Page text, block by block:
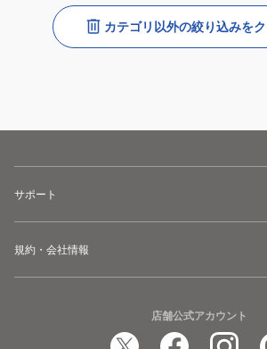
カテゴリ以外の絞り込みを
サポート
規約・会社情報
店舗公式アカウント